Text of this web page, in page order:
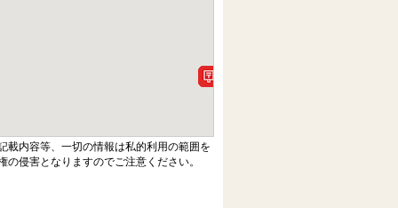
載内容等、一切の情報は私的利用の範囲を
侵害となりますのでご注意ください。